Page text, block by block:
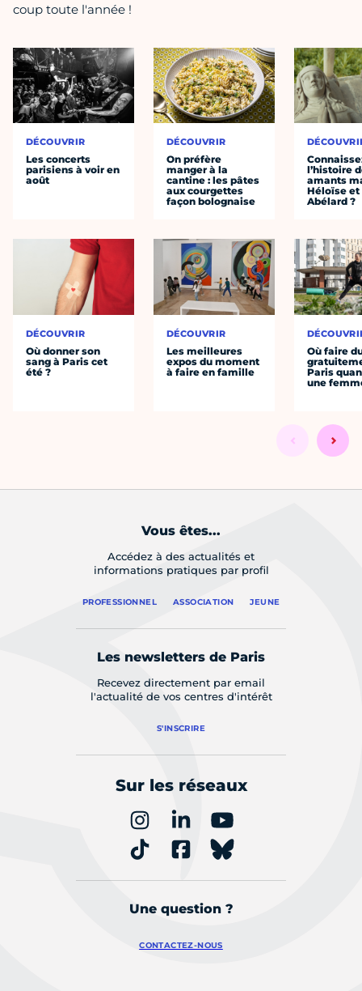
coup toute l'année !
DÉCOUVRIR
Les concerts
parisiens à voir en
août
DÉCOUVRIR
Où donner son
sang à Paris cet
été ?
DÉCOUVRIR
On préfère
manger à la
cantine : les pâtes
aux courgettes
façon bolognaise
DÉCOUVRIR
Les meilleures
expos du moment
à faire en famille
l’histoire
amants
Héloïse et
Abélard ?
Où faire
Paris
une
Vous êtes...
Accédez à des actualités et
informations pratiques par profil
PROFESSIONNEL ASSOCIATION JEUNE
Les newsletters de Paris
Recevez directement par email
l'actualité de vos centres d'intérêt
S'INSCRIRE
Sur les réseaux
Une question ?
CONTACTEZ-NOUS